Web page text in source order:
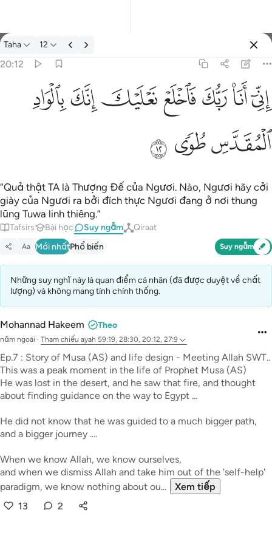
Suy ngẫm: Taha 20:12
Taha 12
20:12
اني انا ربك فاخلع نعليك انك بالواد المقدس طوى ١٢
إِنِّىٓ أَنَا۠ رَبُّكَ فَٱخْلَعْ نَعْلَيْكَ ۖ إِنَّكَ بِٱلْوَادِ ٱلْمُقَدَّسِ طُوًۭى ١٢
ﲺﲻﲼﲽﲾﲿﳀ
ﳁﳂ ﳃ
“Quả thật TA là Thượng Đế của Ngươi. Nào, Ngươi hãy cởi
giày của Ngươi ra bởi đích thực Ngươi đang ở nơi thung
lũng Tuwa linh thiêng.”
Tafsirs Bài học Suy ngẫm Qiraat
Aa Mới nhấtPhổ biến Suy ngẫm
Những suy nghĩ này là quan điểm cá nhân (đã được duyệt về chất
lượng) và không mang tính chính thống.
Mohannad Hakeem Theo
năm ngoái · Tham chiếu ayah 59:19, 28:30, 20:12, 27:9
Ep.7 : Story of Musa (AS) and life design - Meeting Allah SWT..
This was a peak moment in the life of Prophet Musa (AS)
He was lost in the desert, and he saw that fire, and thought
about finding guidance on the way to Egypt ...
He did not know that he was guided to a much bigger path,
and a bigger journey ....
When we know Allah, we know ourselves,
and when we dismiss Allah and take him out of the 'self-help'
paradigm, we know nothing about ou...
Xem tiếp
13
2